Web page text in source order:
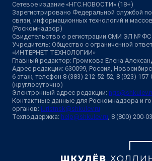
Сетевое издание «НГС.НОВОСТИ» (18+)
Зарегистрировано Федеральной службой
связи, информационных технологий и
(Роскомнадзор)
Свидетельство о регистрации СМИ ЭЛ № ФС
Учредитель: Общество с ограниченной
«ИНТЕРНЕТ ТЕХНОЛОГИИ»
Главный редактор: Громкова Елена
Адрес редакции: 630099, Россия,
6 этаж, телефон 8 (383) 212-52-52, 8 (923) 157-
(круглосуточно)
Электронный адрес редакции:
Контактные данные для Роскомнадзора и
органов: juristnsk@shkulev.ru
Техподдержка: help@shkulev.ru, 8 (800) 200-